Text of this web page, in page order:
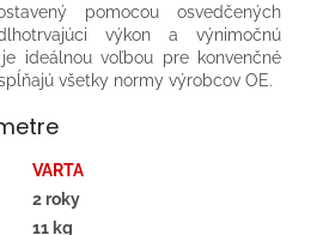
pomocou osvedčených
výkon a výnimočnú
ideálnou voľbou pre konvenčné
všetky normy výrobcov OE.​
VARTA
2 roky
11 kg